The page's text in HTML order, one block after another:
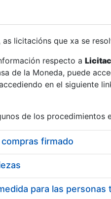
licitacións que xa se
respecto a
de la Moneda, puede
en el siguiente
de los procedimientos
firmado